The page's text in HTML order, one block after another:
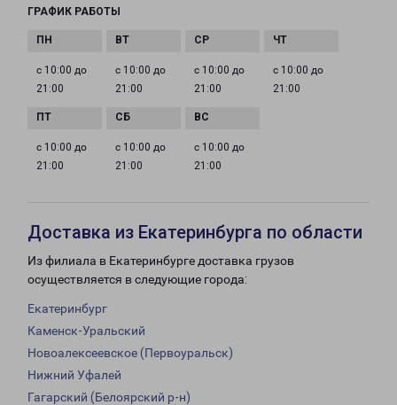
ГРАФИК РАБОТЫ
с 10:00 до
21:00
с 10:00 до
21:00
с 10:00 до
21:00
с 10:00 до
21:00
с 10:00 до
21:00
с 10:00 до
21:00
с 10:00 до
21:00
Доставка из Екатеринбурга по области
Из филиала в Екатеринбурге доставка грузов
осуществляется в следующие города:
Екатеринбург
Каменск-Уральский
Новоалексеевское (Первоуральск)
Нижний Уфалей
Гагарский (Белоярский р-н)